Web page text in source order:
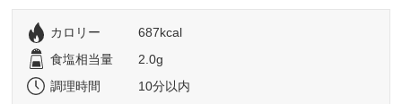
カロリー
687kcal
食塩相当量
2.0g
調理時間
10分以内